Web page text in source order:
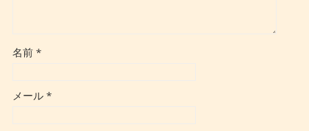
名前 *
メール *